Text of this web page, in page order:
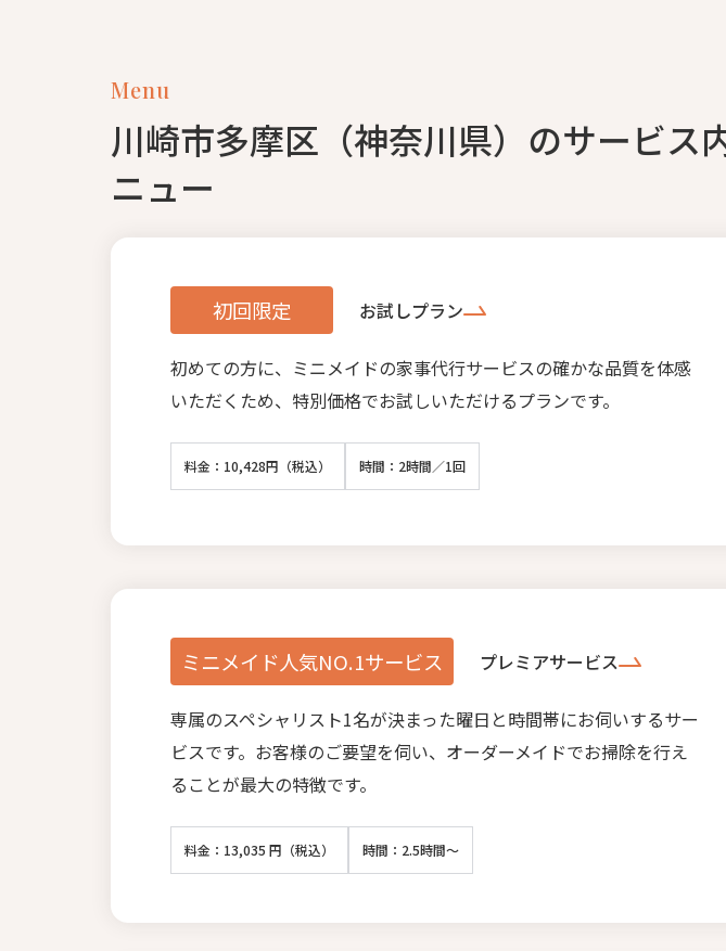
Menu
川崎市多摩区（神奈川県）のサービス
ニュー
初回限定 お試しプラン
初めての方に、ミニメイドの家事代行サービスの確かな品質を体感
いただくため、特別価格でお試しいただけるプランです。
料金：10,428円（税込） 時間：2時間／1回
ミニメイド人気NO.1サービス プレミアサービス
専属のスペシャリスト1名が決まった曜日と時間帯にお伺いするサー
ビスです。お客様のご要望を伺い、オーダーメイドでお掃除を行え
ることが最大の特徴です。
料金：13,035 円（税込） 時間：2.5時間～